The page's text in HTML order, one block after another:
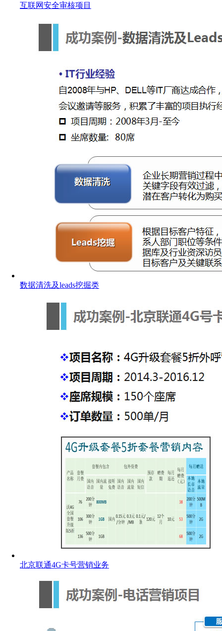
互联网安全审核项目
数据清洗及leads挖掘类
北京联通4G卡号营销业务